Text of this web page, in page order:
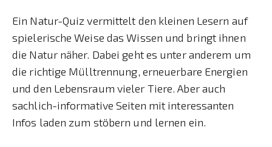
Ein Natur-Quiz vermittelt den kleinen Lesern auf
spielerische Weise das Wissen und bringt ihnen
die Natur näher. Dabei geht es unter anderem um
die richtige Mülltrennung, erneuerbare Energien
und den Lebensraum vieler Tiere. Aber auch
sachlich-informative Seiten mit interessanten
Infos laden zum stöbern und lernen ein.